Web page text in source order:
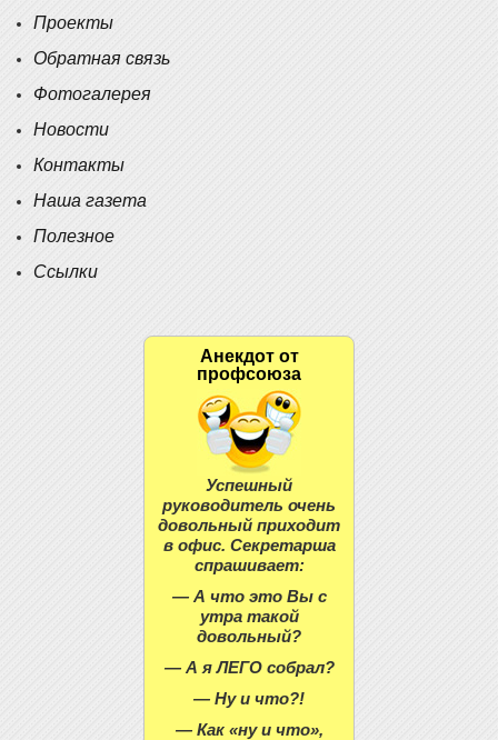
Проекты
Обратная связь
Фотогалерея
Новости
Контакты
Наша газета
Полезное
Ссылки
Анекдот от
профсоюза
Успешный
руководитель очень
довольный приходит
в офис. Секретарша
спрашивает:
— А что это Вы с
утра такой
довольный?
— А я ЛЕГО собрал?
— Ну и что?!
— Как «ну и что»,